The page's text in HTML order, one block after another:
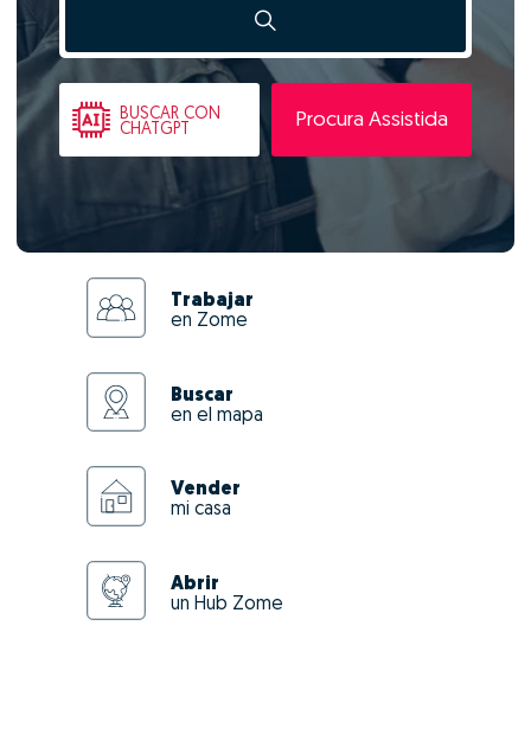
BUSCAR CON
CHATGPT
Procura Assistida
Trabajar
en Zome
Buscar
en el mapa
Vender
mi casa
Abrir
un Hub Zome